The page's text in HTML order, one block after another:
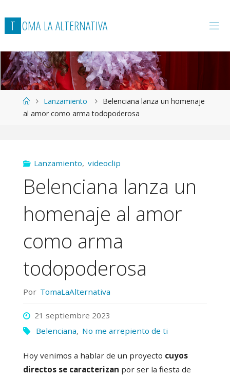
T OMA LAALTERNATIVA
Página
de
Lanzamiento
Belenciana lanza un homenaje
al amor como arma todopoderosa
Lanzamiento, videoclip
Belenciana lanza un
homenaje al amor
como arma
todopoderosa
Por TomaLaAlternativa
21 septiembre 2023
Belenciana, No me arrepiento de ti
Hoy venimos a hablar de un proyecto cuyos
directos se caracterizan por ser la fiesta de